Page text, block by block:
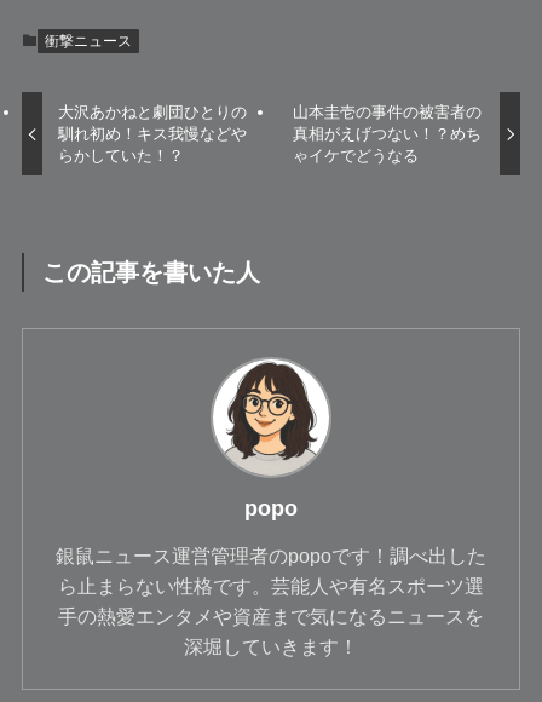
衝撃ニュース
大沢あかねと劇団ひとりの
馴れ初め！キス我慢などや
らかしていた！？
山本圭壱の事件の被害者の
真相がえげつない！？めち
ゃイケでどうなる
この記事を書いた人
popo
銀鼠ニュース運営管理者のpopoです！調べ出した
ら止まらない性格です。芸能人や有名スポーツ選
手の熱愛エンタメや資産まで気になるニュースを
深堀していきます！